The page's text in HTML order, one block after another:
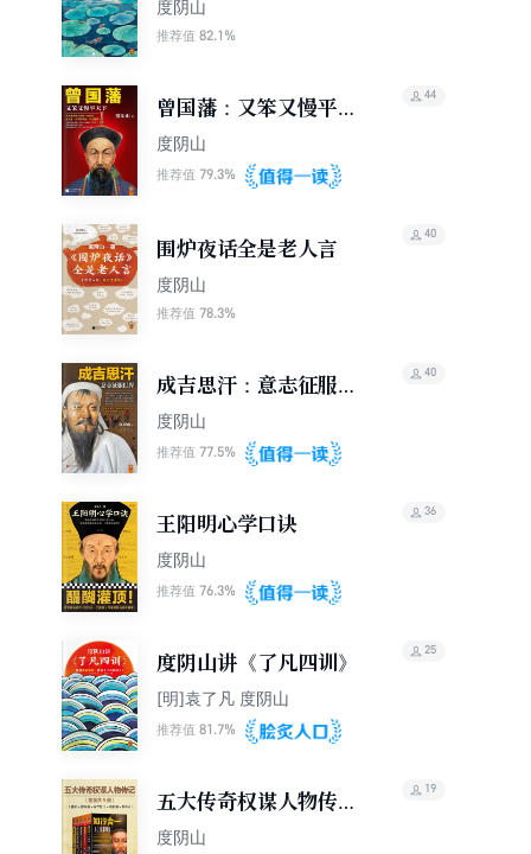
度阴山
推荐值 82.1%
曾国藩：又笨又慢平天
下
度阴山
推荐值 79.3%
44
围炉夜话全是老人言
度阴山
推荐值 78.3%
40
成吉思汗：意志征服世
界（全新修订版）
度阴山
推荐值 77.5%
40
王阳明心学口诀
度阴山
推荐值 76.3%
36
度阴山讲《了凡四训》
[明]袁了凡 度阴山
推荐值 81.7%
25
五大传奇权谋人物传记
（全集）
度阴山
19